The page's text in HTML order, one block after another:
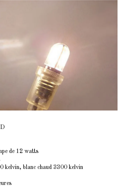
de 12 watts
kelvin, blanc chaud 3300 kelvin